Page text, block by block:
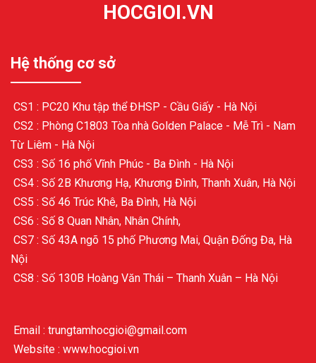
HOCGIOI.VN
Hệ thống cơ sở
CS1 : PC20 Khu tập thể ĐHSP - Cầu Giấy - Hà Nội
CS2 : Phòng C1803 Tòa nhà Golden Palace - Mễ Trì - Nam
Từ Liêm - Hà Nội
CS3 : Số 16 phố Vĩnh Phúc - Ba Đình - Hà Nội
CS4 : Số 2B Khương Hạ, Khương Đình, Thanh Xuân, Hà Nội
CS5 : Số 46 Trúc Khê, Ba Đình, Hà Nội
CS6 : Số 8 Quan Nhân, Nhân Chính,
CS7 : Số 43A ngõ 15 phố Phương Mai, Quận Đống Đa, Hà
Nội
CS8 : Số 130B Hoàng Văn Thái – Thanh Xuân – Hà Nội
Email : trungtamhocgioi@gmail.com
Website : www.hocgioi.vn